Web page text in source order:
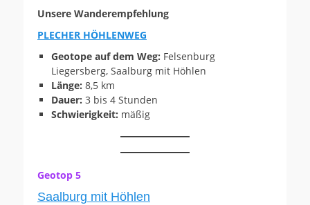
Unsere Wanderempfehlung
PLECHER HÖHLENWEG
Geotope auf dem Weg: Felsenburg
Liegersberg, Saalburg mit Höhlen
Länge: 8,5 km
Dauer: 3 bis 4 Stunden
Schwierigkeit: mäßig
Geotop 5
Saalburg mit Höhlen